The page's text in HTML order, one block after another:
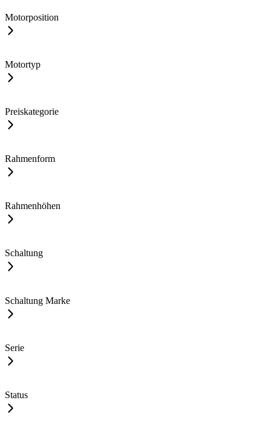
Motorposition
Motortyp
Preiskategorie
Rahmenform
Rahmenhöhen
Schaltung
Schaltung Marke
Serie
Status